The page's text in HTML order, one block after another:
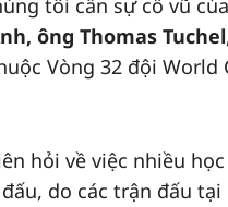
tôi cần sự cổ vũ
ông Thomas Tuchel
Vòng 32 đội World
hỏi về việc nhiều
do các trận đấu tại